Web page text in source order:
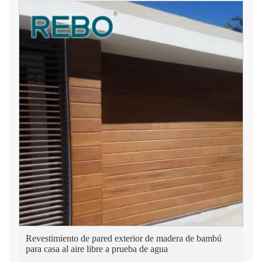
Revestimiento de pared exterior de madera de bambú
para casa al aire libre a prueba de agua